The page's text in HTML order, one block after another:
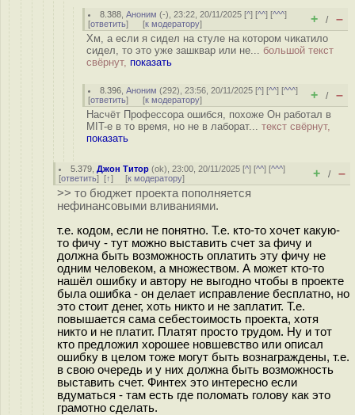
8.388 ,Аноним (-), 23:22, 20/11/2025 [^] [^^] [^^^]
[ответить] [к модератору] + / –
Хм, а если я сидел на стуле на котором чикатило
сидел, то это уже зашквар или не... большой текст
свёрнут, показать
8.396 ,Аноним (292), 23:56, 20/11/2025 [^] [^^] [^^^]
[ответить] [к модератору] + / –
Насчёт Профессора ошибся, похоже Он работал в
MIT-е в то время, но не в лаборат... текст свёрнут,
показать
5.379 ,Джон Титор (ok), 23:00, 20/11/2025 [^] [^^] [^^^]
[ответить] [↑] [к модератору] + / –
>> то бюджет проекта пополняется
нефинансовыми вливаниями.
т.е. кодом, если не понятно. Т.е. кто-то хочет какую-
то фичу - тут можно выставить счет за фичу и
должна быть возможность оплатить эту фичу не
одним человеком, а множеством. А может кто-то
нашёл ошибку и автору не выгодно чтобы в проекте
была ошибка - он делает исправление бесплатно, но
это стоит денег, хоть никто и не заплатит. Т.е.
повышается сама себестоимость проекта, хотя
никто и не платит. Платят просто трудом. Ну и тот
кто предложил хорошее новшевство или описал
ошибку в целом тоже могут быть вознаграждены, т.е.
в свою очередь и у них должна быть возможность
выставить счет. Финтех это интересно если
вдуматься - там есть где поломать голову как это
грамотно сделать.